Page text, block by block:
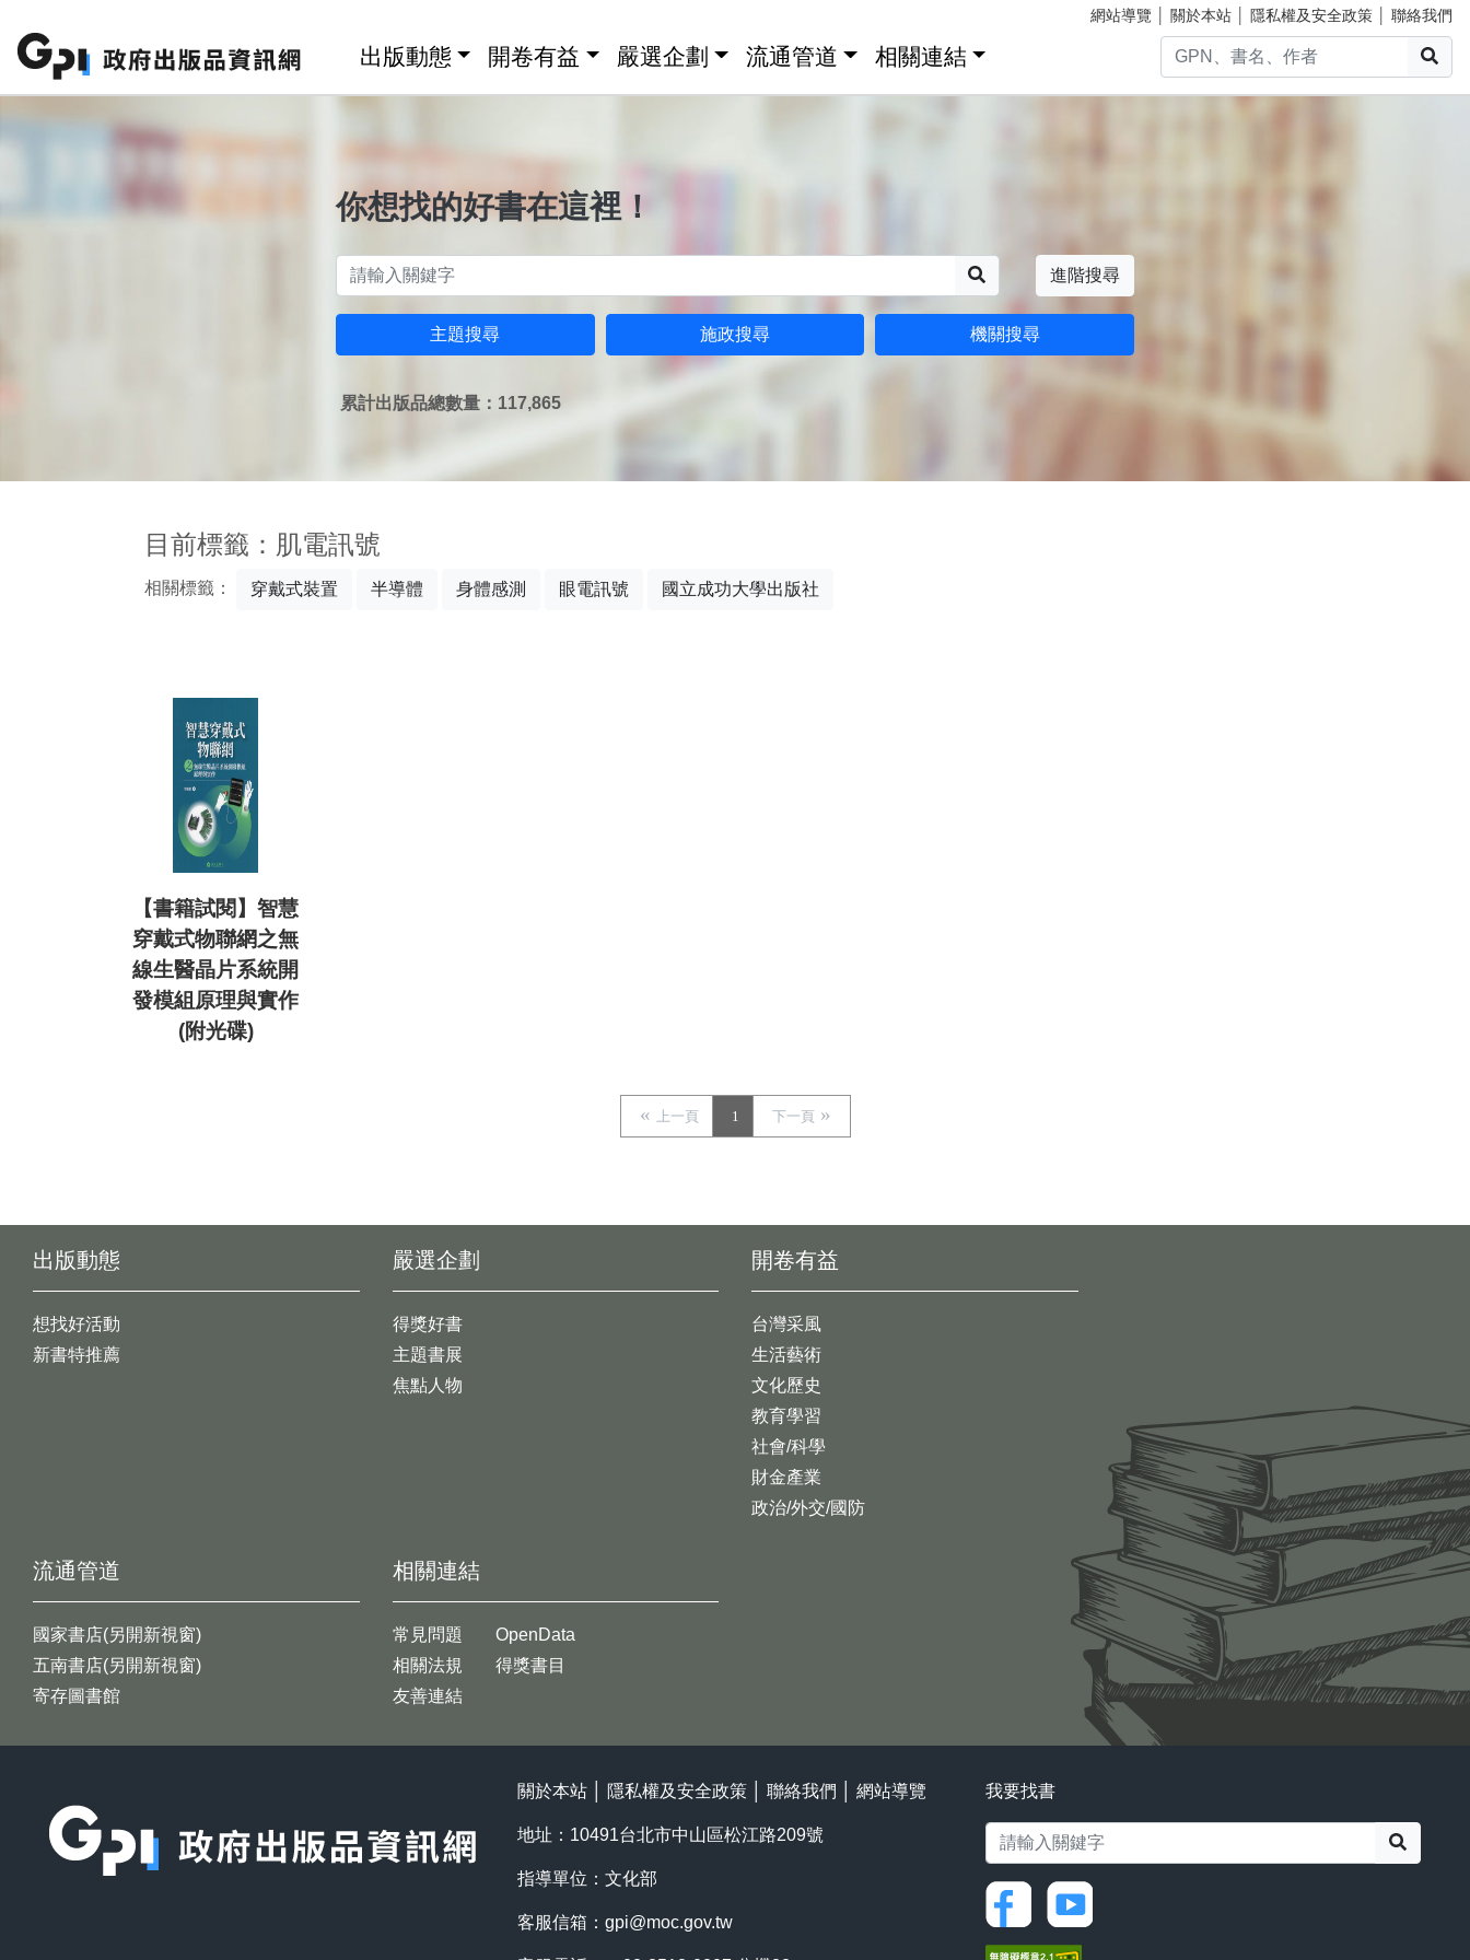
網站導覽 關於本站 隱私權及安全政策 聯絡我們
出版動態 開卷有益 嚴選企劃 流通管道 相關連結
你想找的好書在這裡！
進階搜尋
主題搜尋 施政搜尋 機關搜尋
累計出版品總數量：117,865
目前標籤：肌電訊號
相關標籤： 穿戴式裝置 半導體 身體感測 眼電訊號 國立成功大學出版社
【書籍試閱】智慧
穿戴式物聯網之無
線生醫晶片系統開
發模組原理與實作
(附光碟)
上一頁 1 下一頁
出版動態
想找好活動
新書特推薦
開卷有益
台灣采風
生活藝術
文化歷史
教育學習
社會/科學
財金產業
政治/外交/國防
嚴選企劃
得獎好書
主題書展
焦點人物
流通管道
國家書店(另開新視窗)
五南書店(另開新視窗)
寄存圖書館
相關連結
常見問題
相關法規
友善連結
OpenData
得獎書目
關於本站 隱私權及安全政策 聯絡我們 網站導覽
地址：10491台北市中山區松江路209號
指導單位：文化部
客服信箱： gpi@moc.gov.tw
我要找書